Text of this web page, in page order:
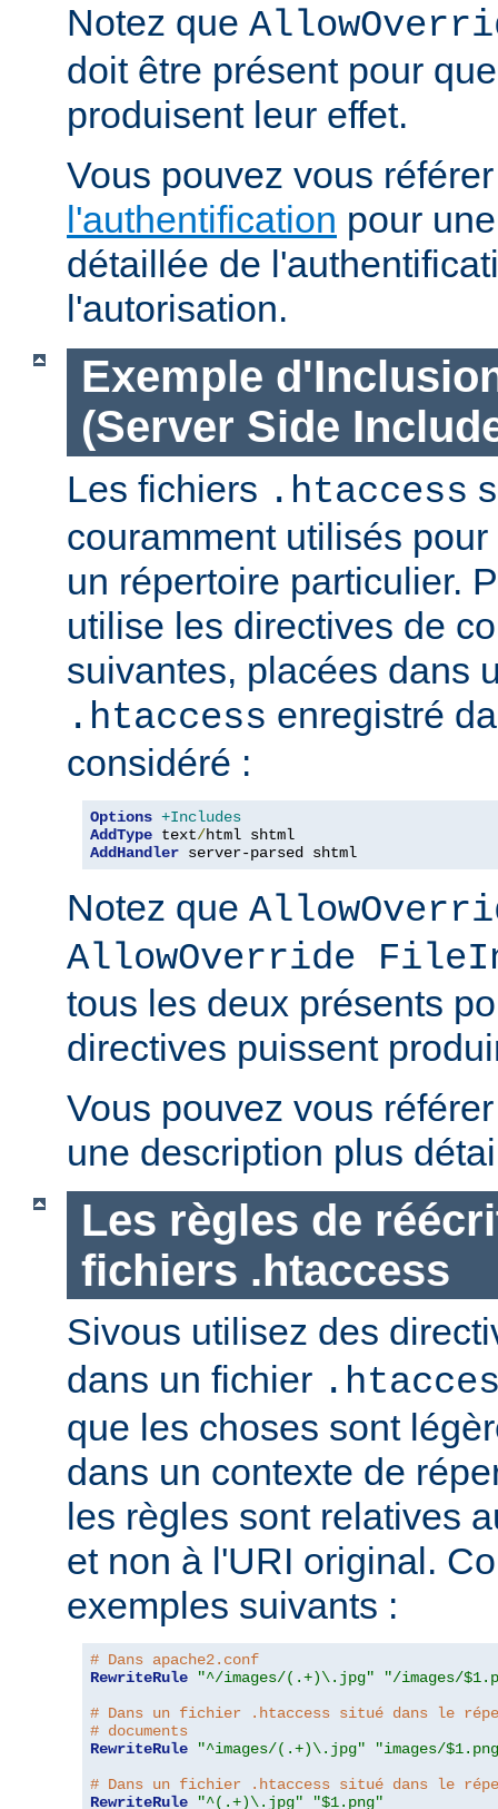
Notez que
doit être présent pour
produisent leur effet.
Vous pouvez vous
l'authentification pour
détaillée de
l'autorisation.
Exemple
(Server Side
Les fichiers .htaccess
couramment utilisés
un répertoire particulier.
utilise les directives de
suivantes, placées dans
.htaccess enregistré
considéré :
Options +Includes
AddType text/
AddHandler server-parsed shtml
Notez que
AllowOverride
tous les deux présents
directives puissent
Vous pouvez vous
une description plus
Les règles de
fichiers .htaccess
Sivous utilisez des
dans un fichier
que les choses sont
dans un contexte de
les règles sont relatives
et non à l'URI original.
exemples suivants :
# Dans apache2.conf
RewriteRule
"^/images/(.+)\.jpg"
"/images/
# Dans un fichier .htaccess situé dans le
# documents
RewriteRule
"^images/(.+)\.jpg"
"images/
# Dans un fichier .htaccess situé dans le
RewriteRule
"^(.+)\.jpg" "$1.png"